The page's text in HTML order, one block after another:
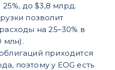
до $3,8 млрд.
позволит
на 25–30% в
млн).
приходится
поэтому у EOG есть